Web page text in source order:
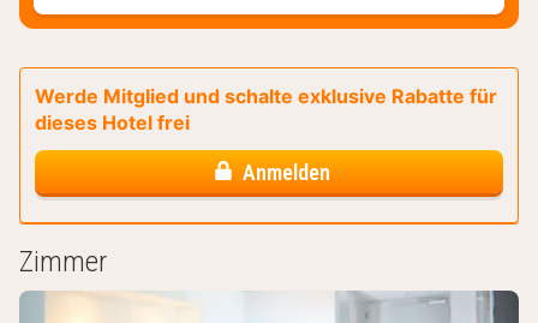
Werde Mitglied und schalte exklusive Rabatte für
dieses Hotel frei
Anmelden
Zimmer